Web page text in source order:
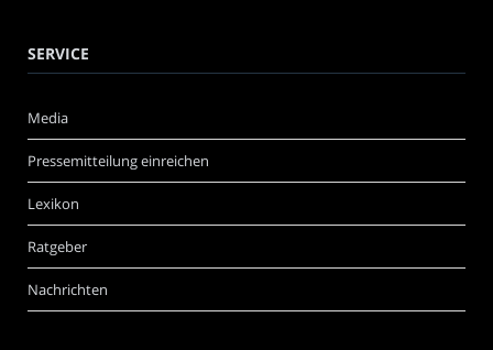
SERVICE
Media
Pressemitteilung einreichen
Lexikon
Ratgeber
Nachrichten